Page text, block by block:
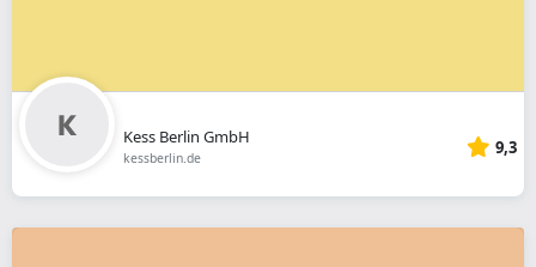
Kess Berlin GmbH
kessberlin.de 9,3